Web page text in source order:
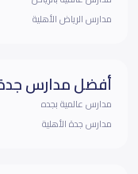
مدارس الرياض الأهلية
أفضل مدارس
مدارس عالمية بجده
مدارس جدة الأهلية